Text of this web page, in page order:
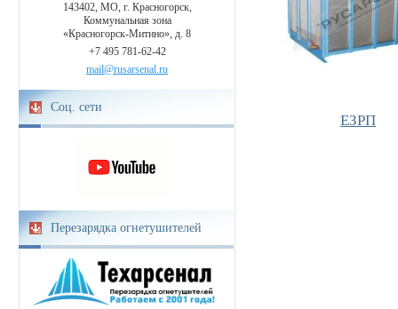
143402, МО, г. Красногорск,
Коммунальная зона
«Красногорск-Митино», д. 8
+7 495 781-62-42
mail@rusarsenal.ru
Соц. сети
Перезарядка огнетушителей
ЕЗРП